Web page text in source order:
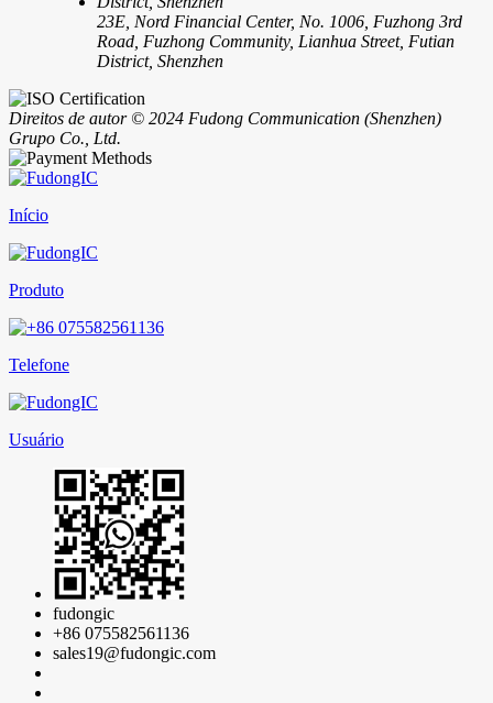
23E, Nord Financial Center, No. 1006, Fuzhong 3rd
Road, Fuzhong Community, Lianhua Street, Futian
District, Shenzhen
Direitos de autor © 2024 Fudong Communication (Shenzhen)
Grupo Co., Ltd.
Início
Produto
Telefone
Usuário
fudongic
+86 075582561136
sales19@fudongic.com